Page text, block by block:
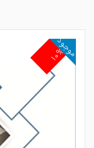
۱۰%
موجود